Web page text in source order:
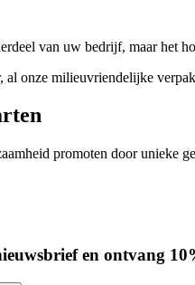
van uw bedrijf, maar het
al onze milieuvriendelijke
promoten door unieke
en ontvang